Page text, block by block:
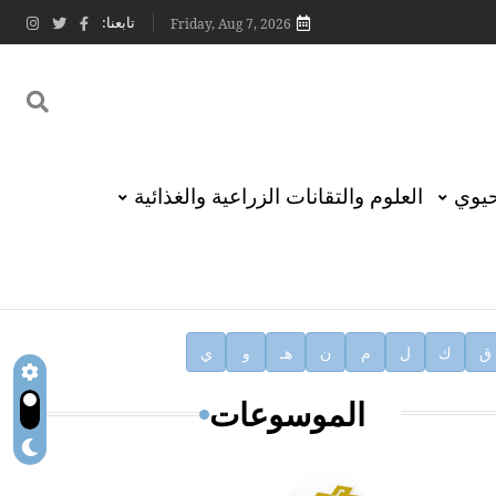
Friday, Aug 7, 2026 تابعنا:
العلوم والتقانات الزراعية والغذائية
ق ك ل م ن هـ و ي
الموسوعات